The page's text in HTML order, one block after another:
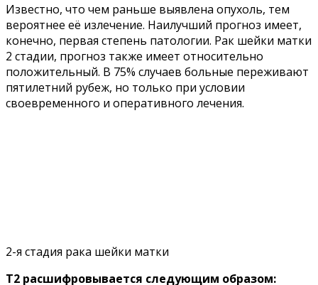
Известно, что чем раньше выявлена опухоль, тем
вероятнее её излечение. Наилучший прогноз имеет,
конечно, первая степень патологии. Рак шейки матки
2 стадии, прогноз также имеет относительно
положительный. В 75% случаев больные переживают
пятилетний рубеж, но только при условии
своевременного и оперативного лечения.
2-я стадия рака шейки матки
Т2 расшифровывается следующим образом: